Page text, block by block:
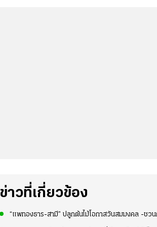
ข่าวที่เกี่ยวข้อง
“แพทองธาร-สามี” ปลูกต้นไม้โอกาสวันสมมงคล -ชว